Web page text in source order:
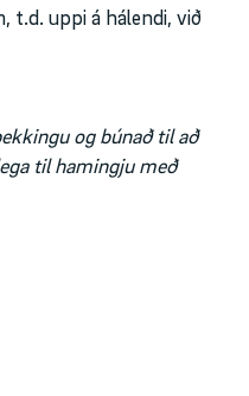
t.d. uppi á hálendi, við
og búnað til að
til hamingju með